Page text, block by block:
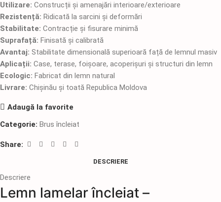
Utilizare: Construcții și amenajări interioare/exterioare
Rezistență: Ridicată la sarcini și deformări
Stabilitate: Contracție și fisurare minimă
Suprafață: Finisată și calibrată
Avantaj: Stabilitate dimensională superioară față de lemnul masiv
Aplicații: Case, terase, foișoare, acoperișuri și structuri din lemn
Ecologic: Fabricat din lemn natural
Livrare: Chișinău și toată Republica Moldova
Adaugă la favorite
Categorie: Brus încleiat
Share:
DESCRIERE
Descriere
Lemn lamelar încleiat –